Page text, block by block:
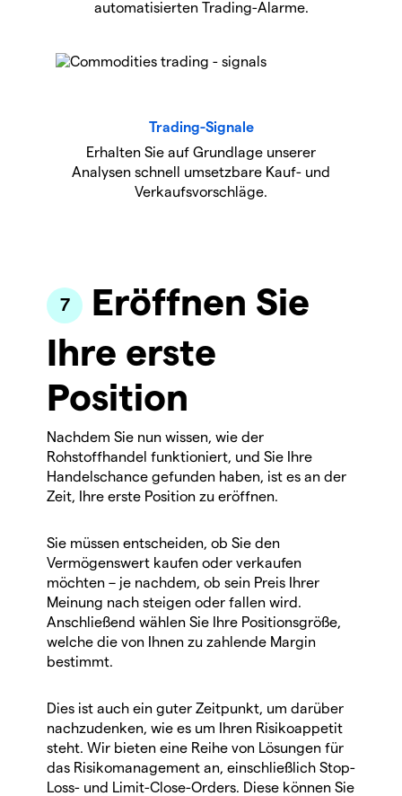
automatisierten Trading-Alarme.
Trading-Signale
Erhalten Sie auf Grundlage unserer
Analysen schnell umsetzbare Kauf- und
Verkaufsvorschläge.
Eröffnen Sie
Ihre erste
Position
Nachdem Sie nun wissen, wie der
Rohstoffhandel funktioniert, und Sie Ihre
Handelschance gefunden haben, ist es an der
Zeit, Ihre erste Position zu eröffnen.
Sie müssen entscheiden, ob Sie den
Vermögenswert kaufen oder verkaufen
möchten – je nachdem, ob sein Preis Ihrer
Meinung nach steigen oder fallen wird.
Anschließend wählen Sie Ihre Positionsgröße,
welche die von Ihnen zu zahlende Margin
bestimmt.
Dies ist auch ein guter Zeitpunkt, um darüber
nachzudenken, wie es um Ihren Risikoappetit
steht. Wir bieten eine Reihe von Lösungen für
das Risikomanagement an, einschließlich Stop-
Loss- und Limit-Close-Orders. Diese können Sie